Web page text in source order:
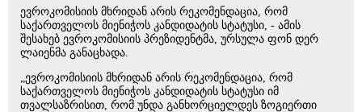
ევროკომისიის მხრიდან არის რეკომენდაცია, რომ
საქართველოს მიენიჭოს კანდიდატის სტატუსი, - ამის
შესახებ ევროკომისიის პრეზიდენტმა, ურსულა ფონ დერ
ლაიენმა განაცხადა.
„ევროკომისიის მხრიდან არის რეკომენდაცია, რომ
საქართველოს მიენიჭოს კანდიდატის სტატუსი იმ
თვალსაზრისით, რომ უნდა განხორციელდეს ზოგიერთი